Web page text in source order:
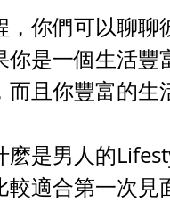
，你們可以聊
你是一個生活豐
且你豐富的生
麽是男人的
較適合第一次